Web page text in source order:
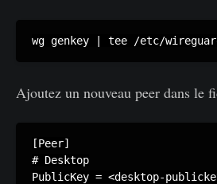
wg genkey | tee /etc/
Ajoutez un nouveau peer dans le
[Peer]
# Desktop
PublicKey = <desktop-